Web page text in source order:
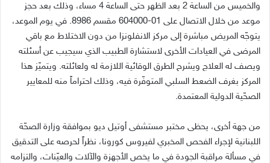
والخميس من الساعة 2 بعد الظهر حتى الساعة 4 مساء، وذلك بعد حجز
موعد من خلال الاتصال على 01-604000 مقسم 8986. في يوم الموعد،
يتوجّه المريض مباشرة إلى مركز الانفلونزا من دون الاختلاط مع باقي
المرضى في العيادات الأخرى لاستشارة الطبيب الذي سيجيب عن أسئلته
ويصف له العلاج ويشرح الطرق الوقائية اللازمة له ولعائلته. ويتميّز هذا
المركز بغرف الضعط السلبي المتوفّرة فيه، وذلك احتراماً منه للمعايير
الصحّية الدولية المعتمدة.
من جهة أخرى، يحظى مختبر مستشفى أوتيل ديو بموافقة وزارة الصحّة
اللبنانية لإجراء الفحص المخبري لفيروس كورونا، نظراً لحرصه على التدقيق
في مسألة مراقبة الجودة في ما يخص الأجهزة والآلات والعيّنات، والتزامه